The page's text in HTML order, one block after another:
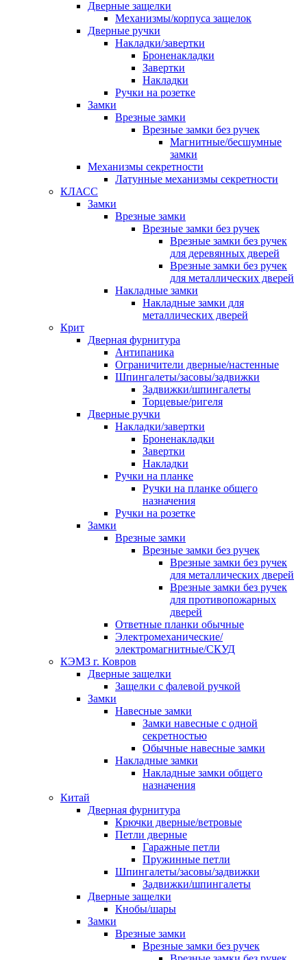
Дверные защелки
Механизмы/корпуса защелок
Дверные ручки
Накладки/завертки
Броненакладки
Завертки
Накладки
Ручки на розетке
Замки
Врезные замки
Врезные замки без ручек
Магнитные/бесшумные
замки
Механизмы секретности
Латунные механизмы секретности
КЛАСС
Замки
Врезные замки
Врезные замки без ручек
Врезные замки без ручек
для деревянных дверей
Врезные замки без ручек
для металлических дверей
Накладные замки
Накладные замки для
металлических дверей
Крит
Дверная фурнитура
Антипаника
Ограничители дверные/настенные
Шпингалеты/засовы/задвижки
Задвижки/шпингалеты
Торцевые/ригеля
Дверные ручки
Накладки/завертки
Броненакладки
Завертки
Накладки
Ручки на планке
Ручки на планке общего
назначения
Ручки на розетке
Замки
Врезные замки
Врезные замки без ручек
Врезные замки без ручек
для металлических дверей
Врезные замки без ручек
для противопожарных
дверей
Ответные планки обычные
Электромеханические/
электромагнитные/СКУД
КЭМЗ г. Ковров
Дверные защелки
Защелки с фалевой ручкой
Замки
Навесные замки
Замки навесные с одной
секретностью
Обычные навесные замки
Накладные замки
Накладные замки общего
назначения
Китай
Дверная фурнитура
Крючки дверные/ветровые
Петли дверные
Гаражные петли
Пружинные петли
Шпингалеты/засовы/задвижки
Задвижки/шпингалеты
Дверные защелки
Кнобы/шары
Замки
Врезные замки
Врезные замки без ручек